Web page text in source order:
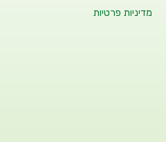
מדיניות פרטיות